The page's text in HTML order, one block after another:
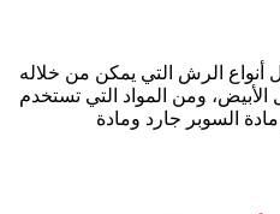
الرش التي يمكن من خلاله
ومن المواد التي تستخدم
السوبر جارد ومادة